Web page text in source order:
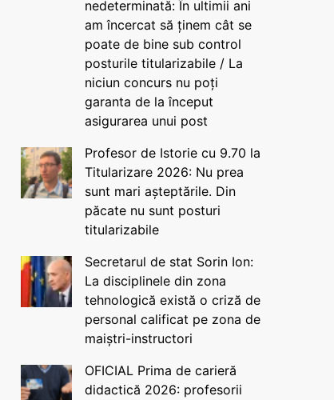
nedeterminată: În ultimii ani
am încercat să ținem cât se
poate de bine sub control
posturile titularizabile / La
niciun concurs nu poți
garanta de la început
asigurarea unui post
Profesor de Istorie cu 9.70 la
Titularizare 2026: Nu prea
sunt mari așteptările. Din
păcate nu sunt posturi
titularizabile
Secretarul de stat Sorin Ion:
La disciplinele din zona
tehnologică există o criză de
personal calificat pe zona de
maiștri-instructori
OFICIAL Prima de carieră
didactică 2026: profesorii